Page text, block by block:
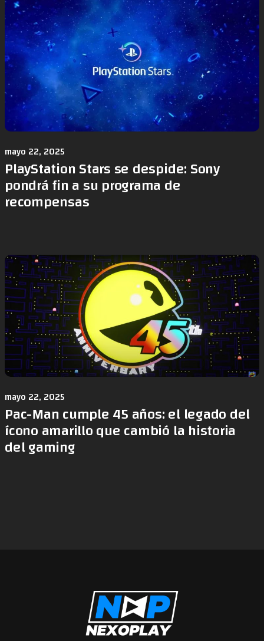
mayo 22, 2025
PlayStation Stars se despide: Sony
pondrá fin a su programa de
recompensas
mayo 22, 2025
Pac-Man cumple 45 años: el legado del
ícono amarillo que cambió la historia
del gaming